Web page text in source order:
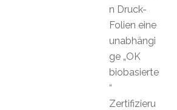
n Druck-
Folien eine
unabhängi
ge „OK
biobasierte
“
Zertifizieru